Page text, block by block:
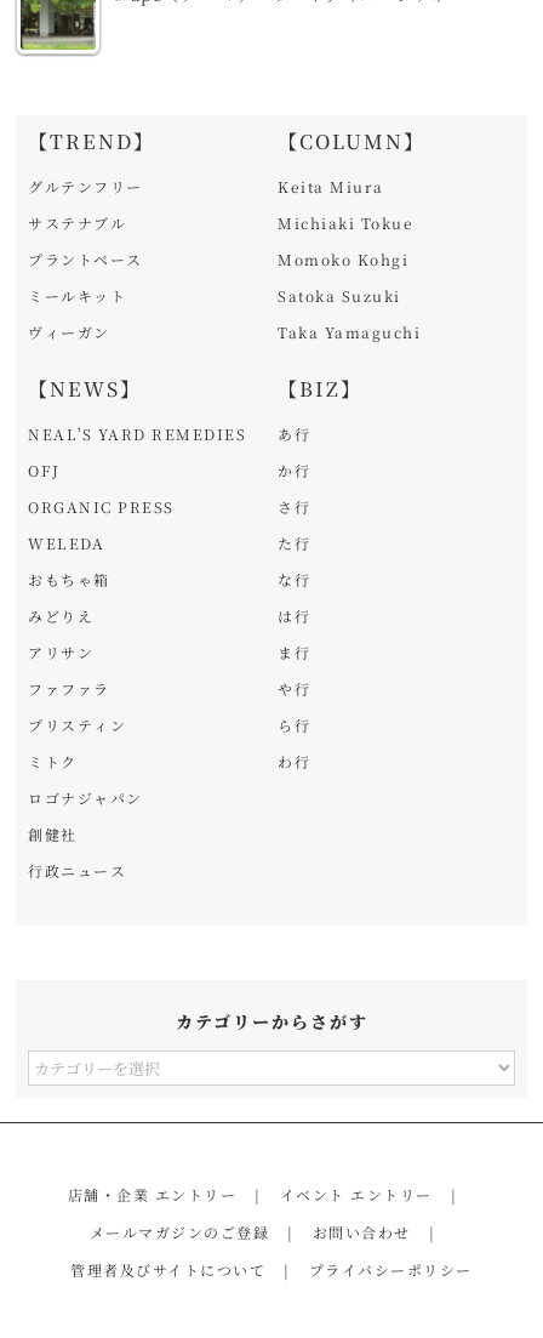
【TREND】
グルテンフリー
サステナブル
プラントベース
ミールキット
ヴィーガン
【NEWS】
NEAL'S YARD REMEDIES
OFJ
ORGANIC PRESS
WELEDA
おもちゃ箱
みどりえ
アリサン
ファファラ
プリスティン
ミトク
ロゴナジャパン
創健社
行政ニュース
【COLUMN】
Keita Miura
Michiaki Tokue
Momoko Kohgi
Satoka Suzuki
Taka Yamaguchi
【BIZ】
あ行
か行
さ行
た行
な行
は行
ま行
や行
ら行
わ行
カテゴリーからさがす
カ
店舗・企業 エントリー
イベント エントリー
メールマガジンのご登録
お問い合わせ
管理者及びサイトについて
プライバシーポリシー